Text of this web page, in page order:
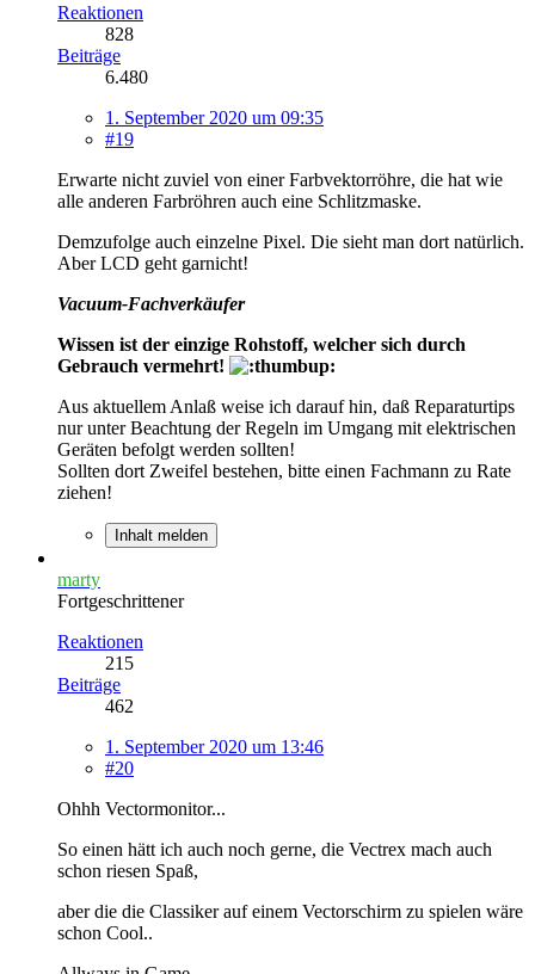
Reaktionen
828
Beiträge
6.480
1. September 2020 um 09:35
#19
Erwarte nicht zuviel von einer Farbvektorröhre, die hat wie
alle anderen Farbröhren auch eine Schlitzmaske.
Demzufolge auch einzelne Pixel. Die sieht man dort natürlich.
Aber LCD geht garnicht!
Vacuum-Fachverkäufer
Wissen ist der einzige Rohstoff, welcher sich durch
Gebrauch vermehrt!
Aus aktuellem Anlaß weise ich darauf hin, daß Reparaturtips
nur unter Beachtung der Regeln im Umgang mit elektrischen
Geräten befolgt werden sollten!
Sollten dort Zweifel bestehen, bitte einen Fachmann zu Rate
ziehen!
Inhalt melden
marty
Fortgeschrittener
Reaktionen
215
Beiträge
462
1. September 2020 um 13:46
#20
Ohhh Vectormonitor...
So einen hätt ich auch noch gerne, die Vectrex mach auch
schon riesen Spaß,
aber die die Classiker auf einem Vectorschirm zu spielen wäre
schon Cool..